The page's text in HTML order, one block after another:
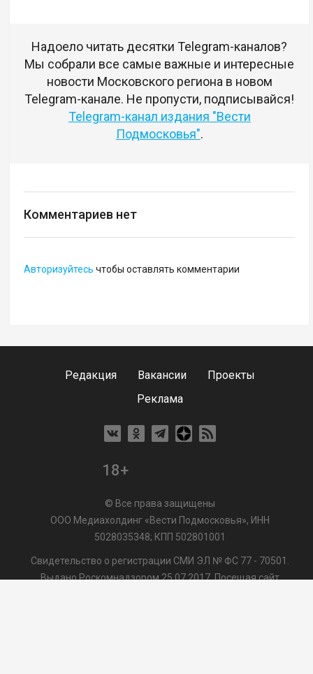
Надоело читать десятки Telegram-каналов?
Мы собрали все самые важные и интересные
новости Московского региона в новом
Telegram-канале. Не пропусти, подписывайся!
Telegram-канал издания "Вести
Подмосковья".
Комментариев нет
Авторизуйтесь чтобы оставлять комментарии
Редакция Вакансии
Проекты
Реклама
18+
© Все права защищены
ООО Медиахолдинг «Вести Подмосковья», ИНН
5028035348; КПП 502801001
Свидетельство о регистрации СМИ ЭЛ № ФС 77 - 70501.
Выдано Роскомнадзором 25.07.2017. Посещая сайт